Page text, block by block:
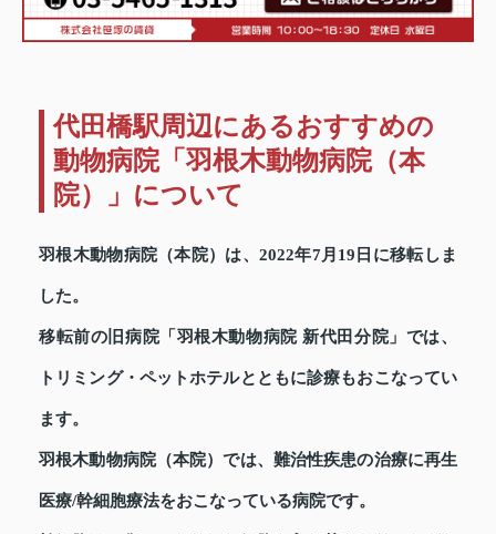
代田橋駅周辺にあるおすすめの
動物病院「羽根木動物病院（本
院）」について
羽根木動物病院（本院）は、2022年7月19日に移転しま
した。
移転前の旧病院「羽根木動物病院 新代田分院」では、
トリミング・ペットホテルとともに診療もおこなってい
ます。
羽根木動物病院（本院）では、難治性疾患の治療に再生
医療/幹細胞療法をおこなっている病院です。